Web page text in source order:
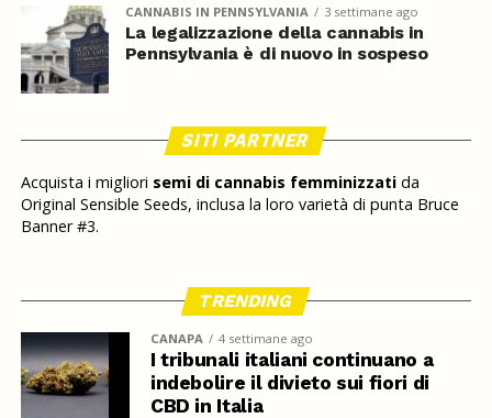
CANNABIS IN PENNSYLVANIA 3 settimane ago
La legalizzazione della cannabis in
Pennsylvania è di nuovo in sospeso
SITI PARTNER
Acquista i migliori semi di cannabis femminizzatida
Original Sensible Seeds, inclusa la loro varietà di punta Bruce
Banner #3.
TRENDING
CANAPA 4 settimane ago
I tribunali italiani continuano a
indebolire il divieto sui fiori di
CBD in Italia